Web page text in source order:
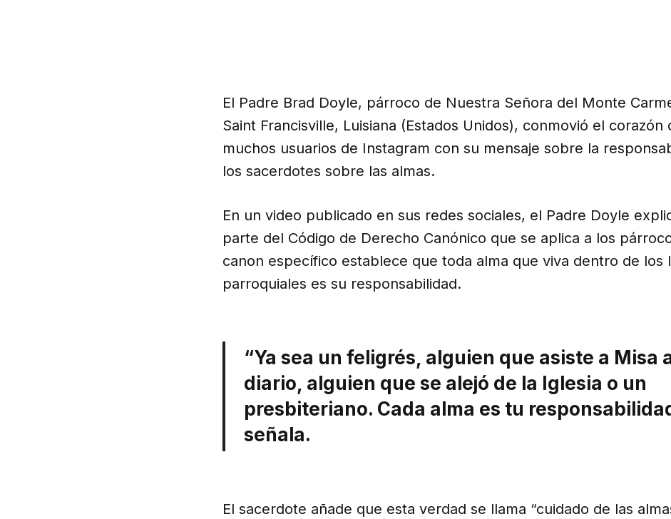
El Padre Brad Doyle, párroco de Nuestra Señora del Monte
Saint Francisville, Luisiana (Estados Unidos), conmovió el corazón
muchos usuarios de Instagram con su mensaje sobre la
los sacerdotes sobre las almas.
En un video publicado en sus redes sociales, el Padre Doyle
parte del Código de Derecho Canónico que se aplica a los
canon específico establece que toda alma que viva dentro de los
parroquiales es su responsabilidad.
“Ya sea un feligrés, alguien que asiste a Misa
diario, alguien que se alejó de la Iglesia o un
presbiteriano. Cada alma es tu
señala.
El sacerdote añade que esta verdad se llama “cuidado de las